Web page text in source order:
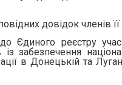
довідок членів її
Єдиного реєстру
забезпечення
в Донецькій та